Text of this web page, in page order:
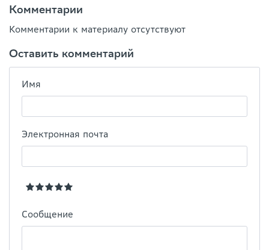
Комментарии
Комментарии к материалу отсутствуют
Оставить комментарий
Имя
Электронная почта
Сообщение